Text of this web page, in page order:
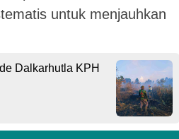
untuk menjauhkan
Dalkarhutla KPH